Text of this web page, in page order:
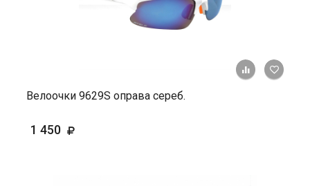
+ К
Велоочки 9629S оправа сереб.
1 450